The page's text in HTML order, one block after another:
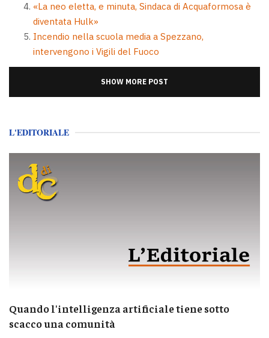
«La neo eletta, e minuta, Sindaca di Acquaformosa è
diventata Hulk»
Incendio nella scuola media a Spezzano,
intervengono i Vigili del Fuoco
SHOW MORE POST
L'EDITORIALE
Quando l'intelligenza artificiale tiene sotto
scacco una comunità